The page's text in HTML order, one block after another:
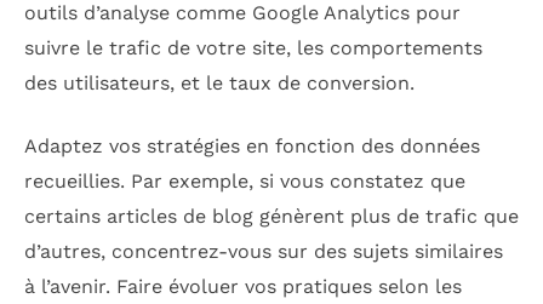
outils d’analyse comme Google Analytics pour
suivre le trafic de votre site, les comportements
des utilisateurs, et le taux de conversion.
Adaptez vos stratégies en fonction des données
recueillies. Par exemple, si vous constatez que
certains articles de blog génèrent plus de trafic que
d’autres, concentrez-vous sur des sujets similaires
à l’avenir. Faire évoluer vos pratiques selon les